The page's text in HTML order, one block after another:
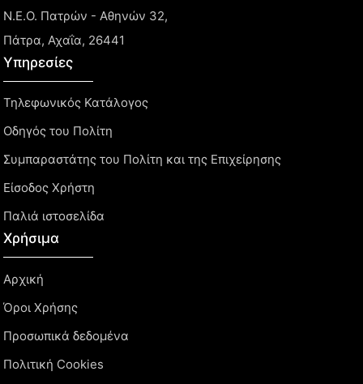
Ν.Ε.Ο. Πατρών - Αθηνών 32,
Πάτρα, Αχαΐα, 26441
Υπηρεσίες
Τηλεφωνικός Κατάλογος
Οδηγός του Πολίτη
Συμπαραστάτης του Πολίτη και της Επιχείρησης
Είσοδος Χρήστη
Παλιά ιστοσελίδα
Χρήσιμα
Αρχική
Όροι Χρήσης
Προσωπικά δεδομένα
Πολιτική Cookies